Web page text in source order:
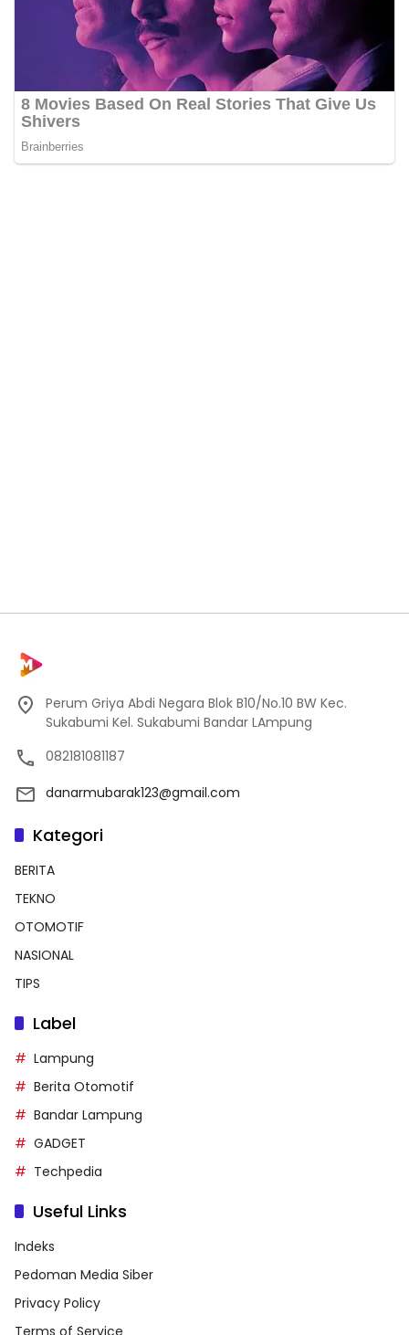
Perum Griya Abdi Negara Blok B10/No.10 BW Kec.
Sukabumi Kel. Sukabumi Bandar LAmpung
082181081187
danarmubarak123@gmail.com
Kategori
BERITA
TEKNO
OTOMOTIF
NASIONAL
TIPS
Label
Lampung
Berita Otomotif
Bandar Lampung
GADGET
Techpedia
Useful Links
Indeks
Pedoman Media Siber
Privacy Policy
Terms of Service